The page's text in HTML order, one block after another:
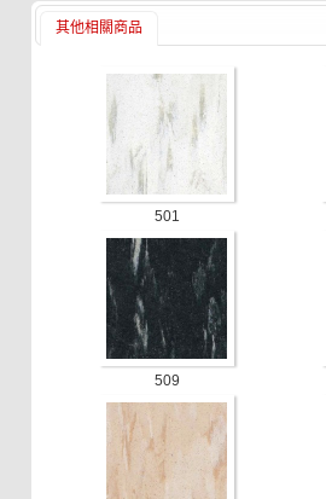
其他相關商品
501
509